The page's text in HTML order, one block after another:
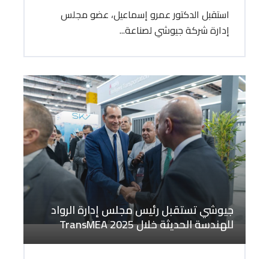
استقبل الدكتور عمرو إسماعيل، عضو مجلس
إدارة شركة جيوشي لصناعة...
جيوشي تستقبل رئيس مجلس إدارة الرواد
للهندسة الحديثة خلال TransMEA 2025